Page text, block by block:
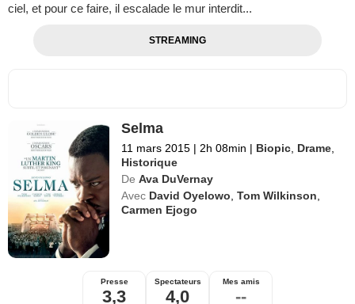
ciel, et pour ce faire, il escalade le mur interdit...
STREAMING
Selma
11 mars 2015 | 2h 08min | Biopic, Drame,
Historique
De Ava DuVernay
Avec David Oyelowo,Tom Wilkinson,
Carmen Ejogo
Presse
3,3
Spectateurs
4,0
Mes amis
--